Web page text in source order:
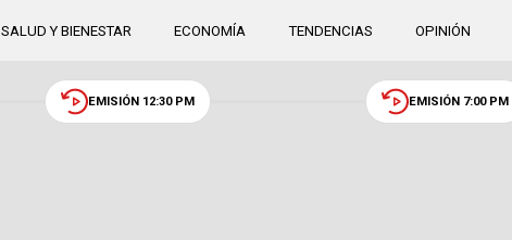
SALUD Y BIENESTAR ECONOMÍA TENDENCIAS OPINIÓN
EMISIÓN 12:30 PM EMISIÓN 7:00 PM